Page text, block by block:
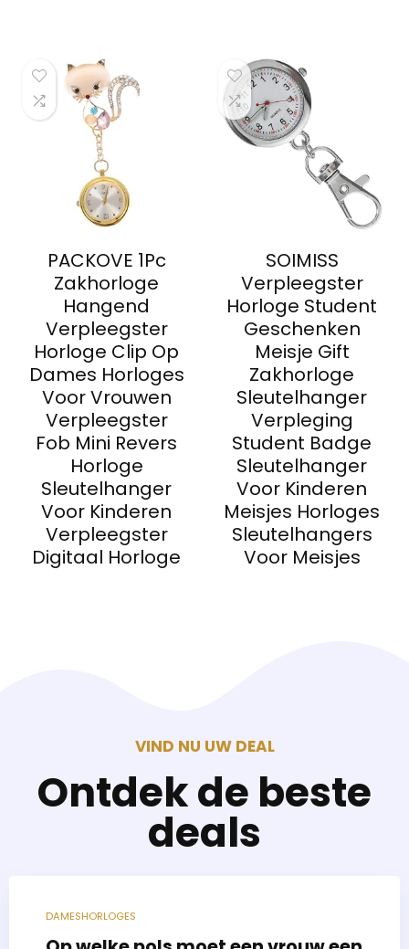
PACKOVE 1Pc
Zakhorloge
Hangend
Verpleegster
Horloge Clip Op
Dames Horloges
Voor Vrouwen
Verpleegster
Fob Mini Revers
Horloge
Sleutelhanger
Voor Kinderen
Verpleegster
Digitaal Horloge
SOIMISS
Verpleegster
Horloge Student
Geschenken
Meisje Gift
Zakhorloge
Sleutelhanger
Verpleging
Student Badge
Sleutelhanger
Voor Kinderen
Meisjes Horloges
Sleutelhangers
Voor Meisjes
VIND NU UW DEAL
Ontdek de beste
deals
DAMESHORLOGES